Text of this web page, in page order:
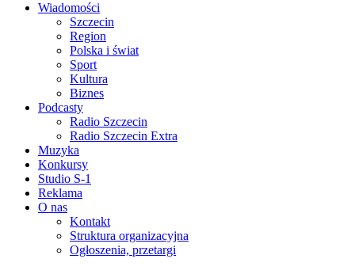
Wiadomości
Szczecin
Region
Polska i świat
Sport
Kultura
Biznes
Podcasty
Radio Szczecin
Radio Szczecin Extra
Muzyka
Konkursy
Studio S-1
Reklama
O nas
Kontakt
Struktura organizacyjna
Ogłoszenia, przetargi